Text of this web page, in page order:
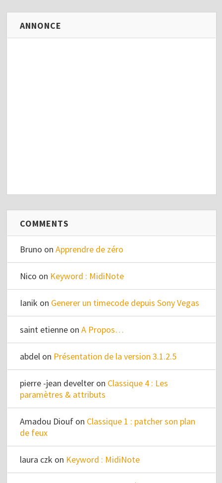
ANNONCE
COMMENTS
Bruno onApprendre de zéro
Nico on Keyword : MidiNote
Ianik on Generer un timecode depuis Sony Vegas
saint etienne onA Propos…
abdel on Présentation de la version 3.1.2.5
pierre -jean develter on Classique 4 : Les
paramètres & attributs
Amadou Diouf on Classique 1 : patcher son plan
de feux
laura czk on Keyword : MidiNote